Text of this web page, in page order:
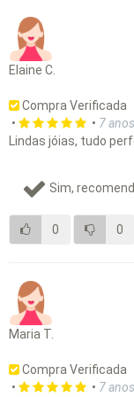
Elaine C.
Compra Verificada
•
• 7
Lindas jóias, tudo
Sim,
0 0
Maria T.
Compra Verificada
•
• 7